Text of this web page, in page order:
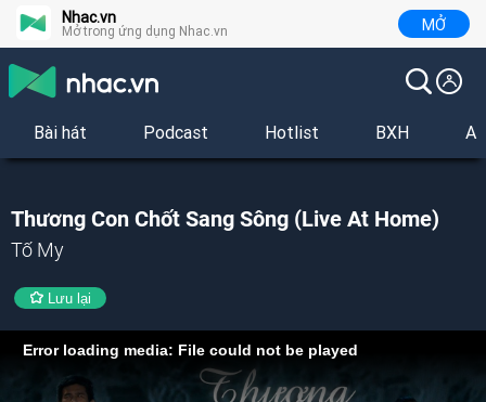
Nhac.vn
Mở trong ứng dụng Nhac.vn MỞ
Bài hát Podcast Hotlist BXH
Thương Con Chốt Sang Sông (Live At Home)
Tố My
Lưu lại
Error loading media: File could not be played